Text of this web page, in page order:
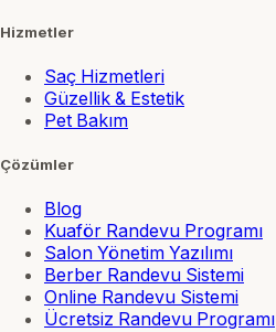
Hizmetler
Saç Hizmetleri
Güzellik & Estetik
Pet Bakım
Çözümler
Blog
Kuaför Randevu Programı
Salon Yönetim Yazılımı
Berber Randevu Sistemi
Online Randevu Sistemi
Ücretsiz Randevu Programı